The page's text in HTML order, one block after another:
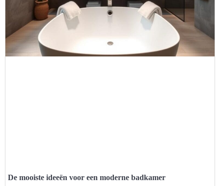
De mooiste ideeën voor een moderne badkamer